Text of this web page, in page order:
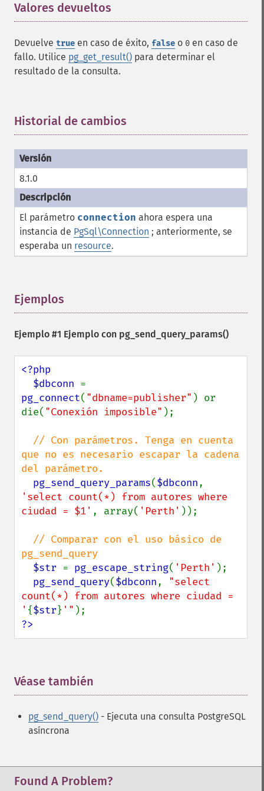
Valores devueltos
Devuelve true en caso de éxito, false o 0 en caso de
fallo. Utilice pg_get_result() para determinar el
resultado de la consulta.
Historial de cambios
8.1.0
El parámetro connection ahora espera una
instancia de PgSql\Connection ; anteriormente, se
esperaba un resource.
Ejemplos
Ejemplo #1 Ejemplo con pg_send_query_params()
<?php
  $dbconn
pg_connect( "dbname=publisher" ) or
die( "Conexión imposible" );
// Con parámetros. Tenga en cuenta
que no es necesario escapar la cadena
del parámetro.
pg_send_query_params($dbconn
'select count(*) from autores where
ciudad = $1' , array( 'Perth' ));
// Comparar con el uso básico de
pg_send_query
$str = pg_escape_string( 'Perth' );
pg_send_query($dbconn, "select
count(*) from autores where ciudad =
' {$str} '"
?>
Véase también
pg_send_query() - Ejecuta una consulta PostgreSQL
asíncrona
Found A Problem?